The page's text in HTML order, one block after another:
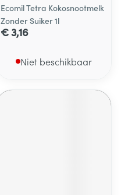
Ecomil Tetra Kokosnootmelk
Zonder Suiker 1l
€ 3,16
Niet beschikbaar